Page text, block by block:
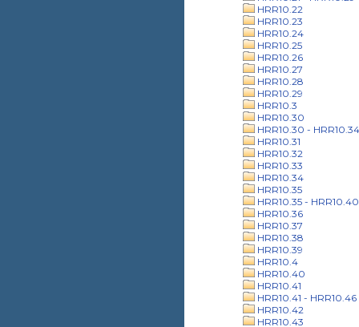
HRR10.22
HRR10.23
HRR10.24
HRR10.25
HRR10.26
HRR10.27
HRR10.28
HRR10.29
HRR10.3
HRR10.30
HRR10.30 - HRR10.34
HRR10.31
HRR10.32
HRR10.33
HRR10.34
HRR10.35
HRR10.35 - HRR10.40
HRR10.36
HRR10.37
HRR10.38
HRR10.39
HRR10.4
HRR10.40
HRR10.41
HRR10.41 - HRR10.46
HRR10.42
HRR10.43